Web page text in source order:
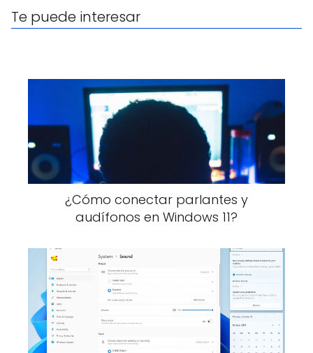
Te puede interesar
¿Cómo conectar parlantes y
audífonos en Windows 11?